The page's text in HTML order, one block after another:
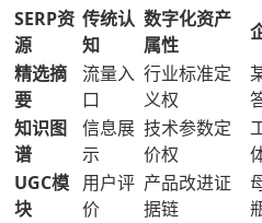
SERP资
源
传统认
知
数字化资产
属性
精选摘
要
流量入
口
行业标准定
义权
知识图
谱
信息展
示
技术参数定
价权
UGC模
块
用户评
价
产品改进证
据链